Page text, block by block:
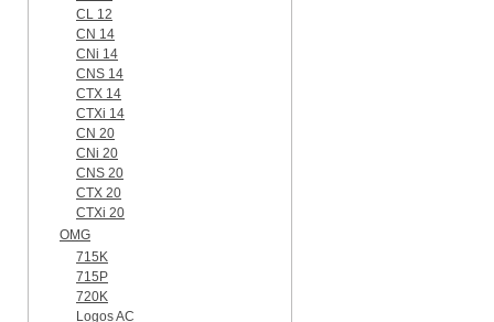
CL 12
CN 14
CNi 14
CNS 14
CTX 14
CTXi 14
CN 20
CNi 20
CNS 20
CTX 20
CTXi 20
OMG
715K
715P
720K
Logos AC